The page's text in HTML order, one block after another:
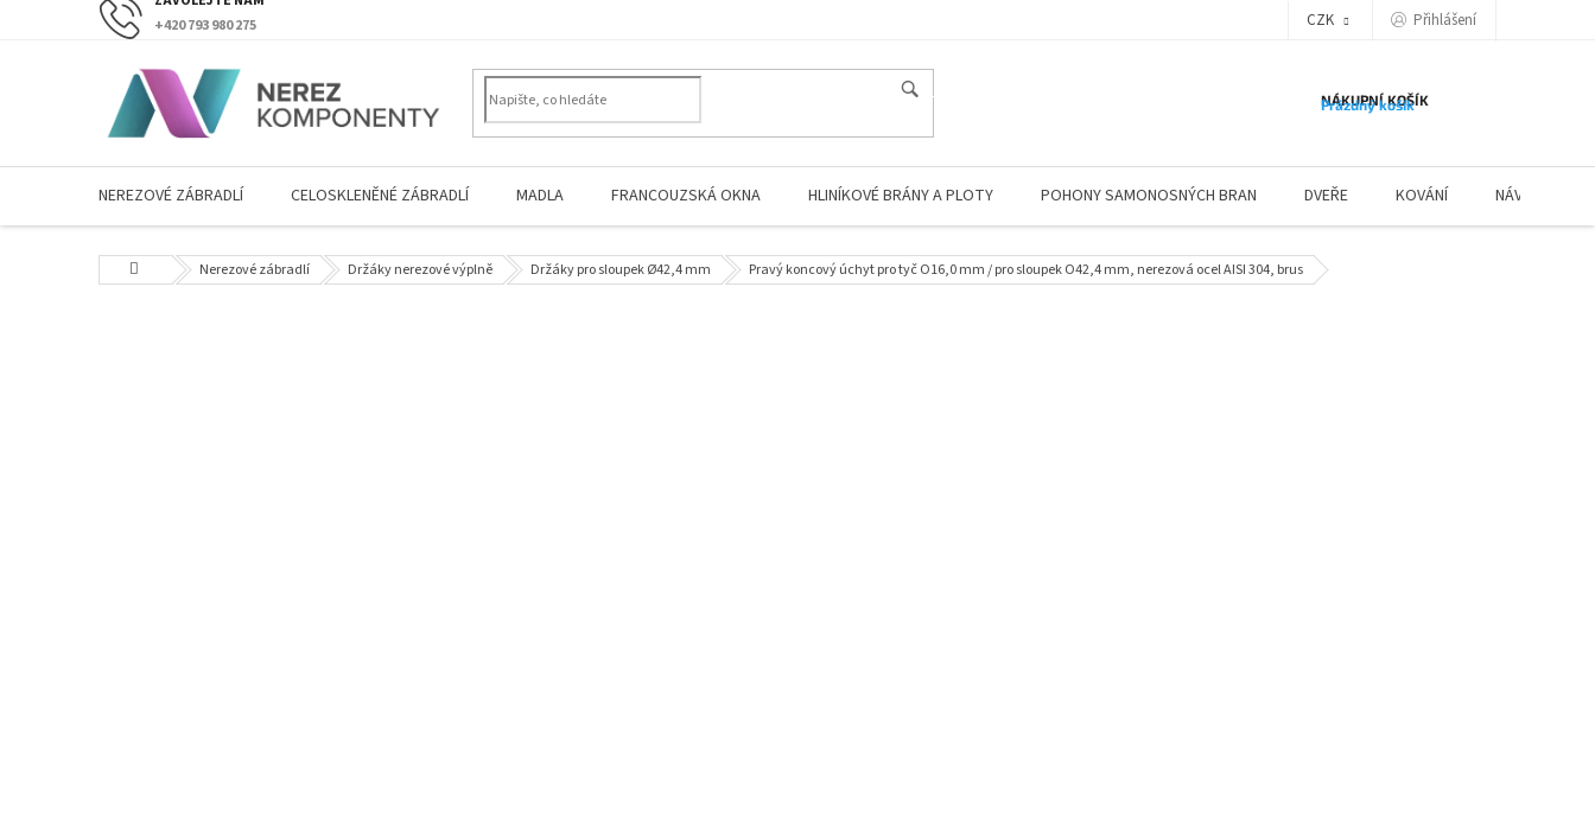
+420 793 980 275 CZK Přihlášení
NÁKUPNÍ KOŠÍK
Prázdný košík
NEREZOVÉ ZÁBRADLÍ CELOSKLENĚNÉ ZÁBRADLÍ MADLA FRANCOUZSKÁ OKNA HLINÍKOVÉ BRÁNY A PLOTY POHONY SAMONOSNÝCH BRAN DVEŘE KOVÁNÍ NÁVODY
Domů Nerezové zábradlí Držáky nerezové výplně Držáky pro sloupek Ø42,4 mm Pravý koncový úchyt pro tyč O16,0 mm / pro sloupek O42,4 mm, nerezová ocel AISI 304, brus